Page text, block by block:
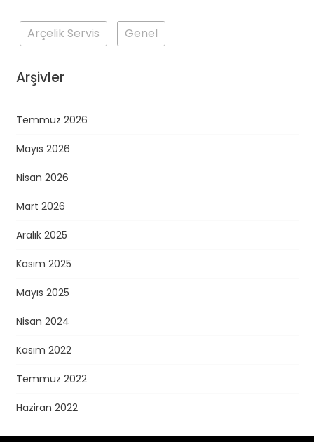
Arçelik Servis Genel
Arşivler
Temmuz 2026
Mayıs 2026
Nisan 2026
Mart 2026
Aralık 2025
Kasım 2025
Mayıs 2025
Nisan 2024
Kasım 2022
Temmuz 2022
Haziran 2022